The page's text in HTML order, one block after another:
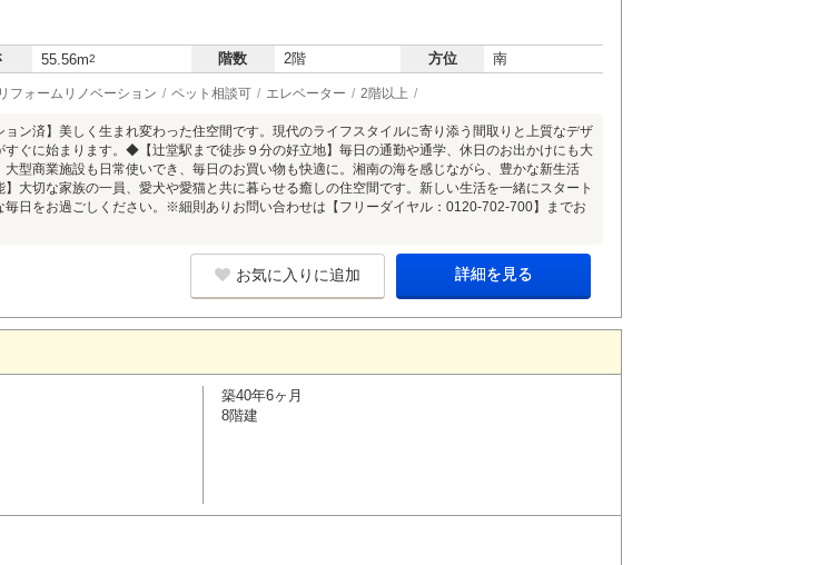
55.56m2 階数 2階 方位 南
リフォームリノベーション ペット相談可 エレベーター 2階以上
ン済】美しく生まれ変わった住空間です。現代のライフスタイルに寄り添う間取りと上質なデザ
すぐに始まります。◆【辻堂駅まで徒歩９分の好立地】毎日の通勤や通学、休日のお出かけにも大
型商業施設も日常使いでき、毎日のお買い物も快適に。湘南の海を感じながら、豊かな新生活
大切な家族の一員、愛犬や愛猫と共に暮らせる癒しの住空間です。新しい生活を一緒にスタート
毎日をお過ごしください。※細則ありお問い合わせは【フリーダイヤル：0120-702-700】までお
お気に入りに追加 詳細を見る
築40年6ヶ月
8階建